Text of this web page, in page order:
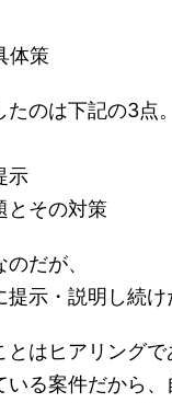
体策
のは下記の3点。
示
とその対策
だが、
示・説明し続け
はヒアリングで
いる案件だから